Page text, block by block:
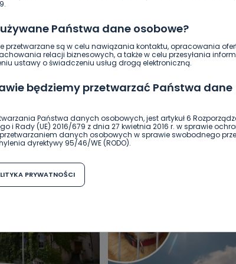
Państwa dane osobowe?
przetwarzane są w celu nawiązania kontaktu, opracowania
relacji biznesowych, a także w celu przesyłania
ustawy o świadczeniu usług drogą elektroniczną.
będziemy przetwarzać Państwa dane
Państwa danych osobowych, jest artykuł 6
i Rady (UE) 2016/679 z dnia 27 kwietnia 2016 r. w sprawie
danych osobowych w sprawie swobodnego
dyrektywy 95/46/WE (RODO).
cofnięcia zgody?
jest dobrowolne, nie jest wymogiem ustawowym lub
przekazać Państwa dane?
z siedzibą w miejscowości Ostrów Wielkopolski (63-400) przy
PRYWATNOŚCI
GOSPODARKA I FINANSE HISTORIA
WASZE INFO WSZYSTKICH ŚWIĘTYCH